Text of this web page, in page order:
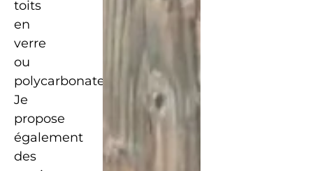
toits
en
verre
ou
polycarbonate.
Je
propose
également
des